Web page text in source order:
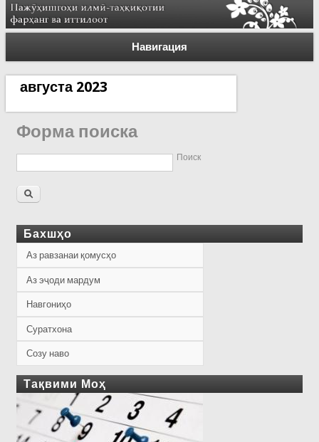
Навигация
августа 2023
Форма поиска
Поиск
Бахшҳо
Аз равзанаи қомусҳо
Аз эҷоди мардум
Навгониҳо
Суратхона
Созу наво
Тақвими Моҳ